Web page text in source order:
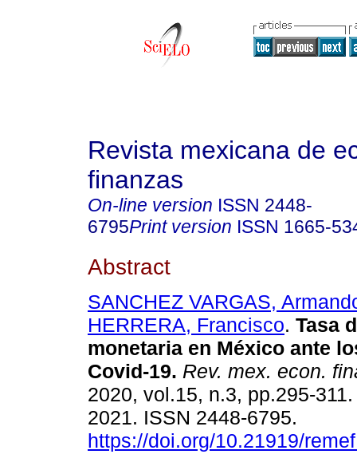
Revista mexicana de
finanzas
On-line version ISSN 2448-
6795Print version ISSN 1665-
Abstract
SANCHEZ VARGAS,
HERRERA, Francisco. Tasa
monetaria en México ante
Covid-19. Rev. mex. econ.
2020, vol.15, n.3, pp.295-
2021. ISSN 2448-6795.
https://doi.org/10.21919/